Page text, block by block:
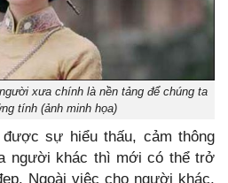
xưa chính là nền tảng để chúng ta
tính (ảnh minh họa)
sự hiểu thấu, cảm thông
người khác thì mới có thể trở
Ngoài việc cho người khác,